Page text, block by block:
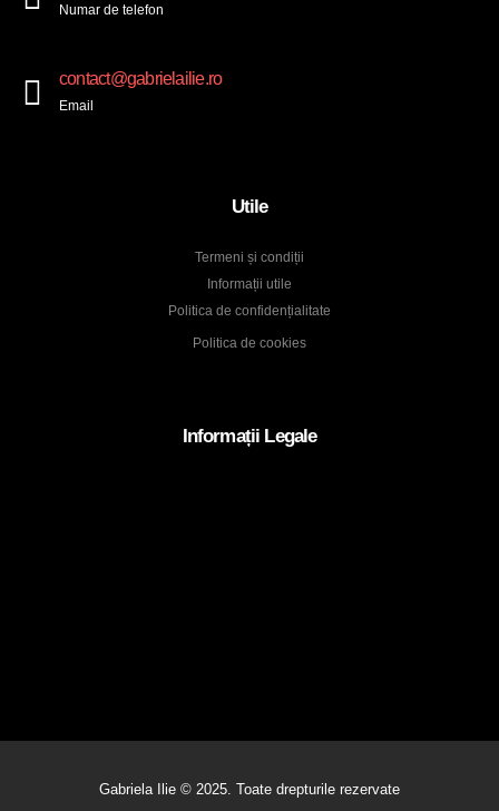
Numar de telefon
contact@gabrielailie.ro
Email
Utile
Termeni și condiții
Informații utile
Politica de confidențialitate
Politica de cookies
Informații Legale
Gabriela Ilie © 2025. Toate drepturile rezervate